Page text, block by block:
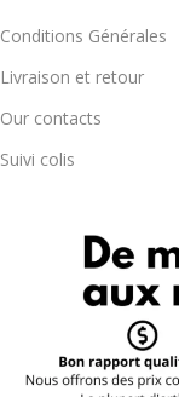
Conditions Générales
Livraison et retour
Our contacts
Suivi colis